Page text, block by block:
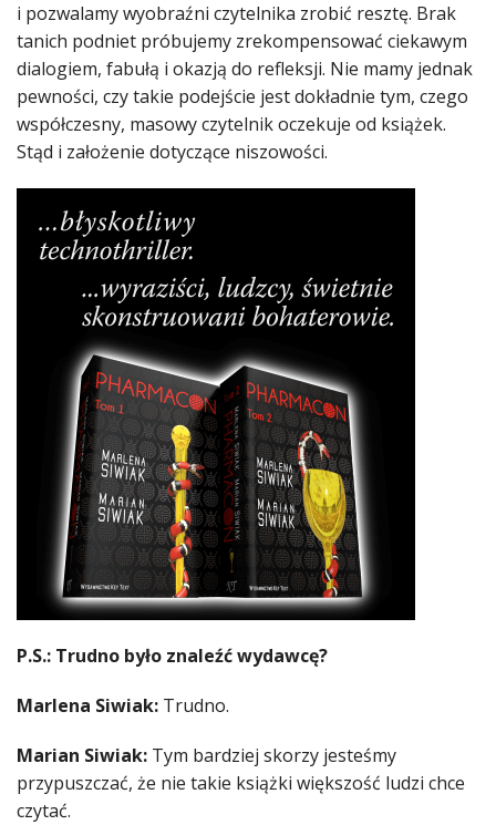
i pozwalamy wyobraźni czytelnika zrobić resztę. Brak
tanich podniet próbujemy zrekompensować ciekawym
dialogiem, fabułą i okazją do refleksji. Nie mamy jednak
pewności, czy takie podejście jest dokładnie tym, czego
współczesny, masowy czytelnik oczekuje od książek.
Stąd i założenie dotyczące niszowości.
P.S.: Trudno było znaleźć wydawcę?
Marlena Siwiak: Trudno.
Marian Siwiak: Tym bardziej skorzy jesteśmy
przypuszczać, że nie takie książki większość ludzi chce
czytać.